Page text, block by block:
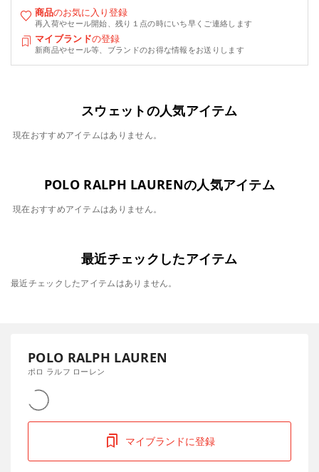
商品のお気に入り登録
再入荷やセール開始、残り１点の時にいち早くご連絡します
マイブランドの登録
新商品やセール等、ブランドのお得な情報をお送りします
スウェットの人気アイテム
現在おすすめアイテムはありません。
POLO RALPH LAURENの人気アイテム
現在おすすめアイテムはありません。
最近チェックしたアイテム
最近チェックしたアイテムはありません。
POLO RALPH LAUREN
ポロ ラルフ ローレン
マイブランドに登録